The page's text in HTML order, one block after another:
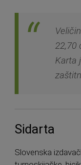
22,70
Karta
Sidarta
Slovenska